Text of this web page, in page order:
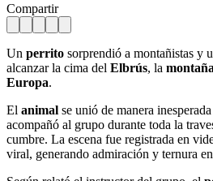
Compartir
Un perrito sorprendió a montañistas y
alcanzar la cima del Elbrús, la
Europa.
El animal se unió de manera
acompañó al grupo durante toda la
cumbre. La escena fue registrada en
viral, generando admiración y ternura